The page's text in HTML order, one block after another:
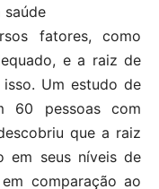
saúde
fatores, como
e a raiz de
Um estudo de
60 pessoas com
que a raiz
em seus níveis de
comparação ao